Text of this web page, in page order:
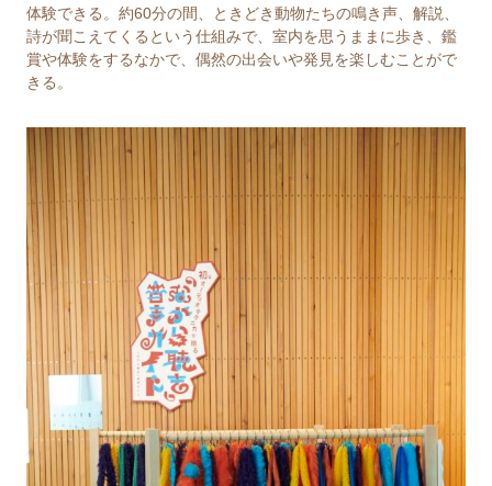
体験できる。約60分の間、ときどき動物たちの鳴き声、解説、
詩が聞こえてくるという仕組みで、室内を思うままに歩き、鑑
賞や体験をするなかで、偶然の出会いや発⾒を楽しむことがで
きる。